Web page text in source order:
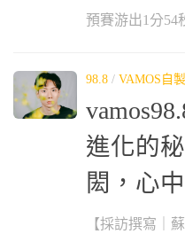
預賽游出1分54
98.8 / VAMOS自
進化的
閎，心
【採訪撰寫｜